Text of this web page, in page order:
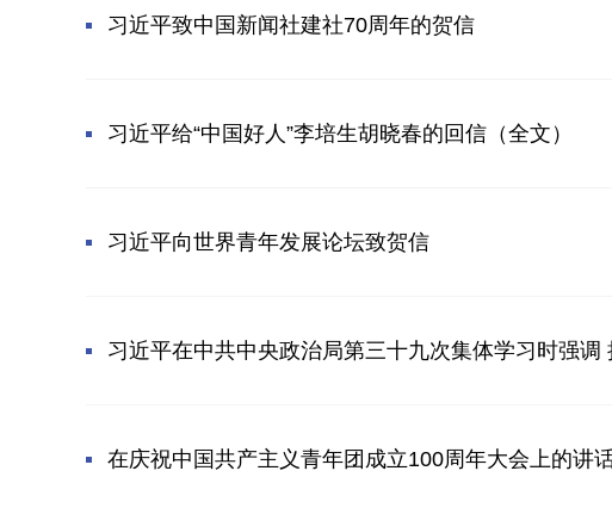
习近平致中国新闻社建社70周年的贺信
习近平给“中国好人”李培生胡晓春的回信（全文）
习近平向世界青年发展论坛致贺信
习近平在中共中央政治局第三十九次集体学习时强
在庆祝中国共产主义青年团成立100周年大会上的讲